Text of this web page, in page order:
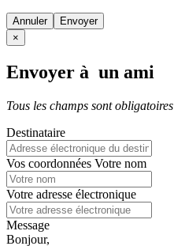
Annuler
×
Envoyer à un ami
Tous les champs sont obligatoires
Destinataire
Vos coordonnées Votre nom
Votre adresse électronique
Message
Bonjour,